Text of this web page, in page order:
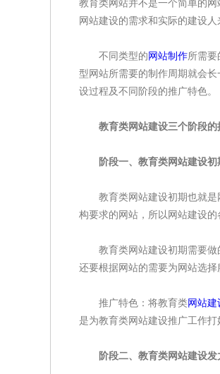
教育类网站并不是一个简单的
网站建设的需求和实际的建设
不同类型的 网站制作所需要
型网站所需要的制作周期就会
设过程及不同阶段的推广特色。
教育类网站建设三个阶段的
阶段一、教育类网站建设初
教育类网站建设初期也就是
构要求的网站，所以网站建设的
教育类网站建设初期需要做
还要根据网站的需要为网站选择
推广特色：将教育类网站建
是为教育类网站建设推广工作打
阶段二、教育类网站建设发